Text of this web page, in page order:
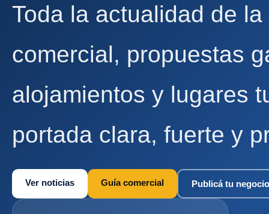
Toda la actualidad de
comercial, propuestas
alojamientos y lugares
portada clara, fuerte y
Ver noticias Guía comercial Publicá tu negocio